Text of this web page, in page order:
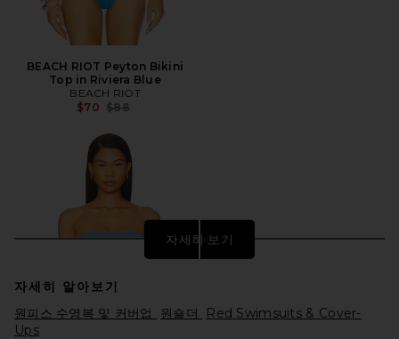
BEACH RIOT Peyton Bikini
Top in Riviera Blue
BEACH RIOT
$70 전 가격:
$88
자세히 보기
자세히 알아보기
원피스 수영복 및 커버업
원숄더
Red Swimsuits & Cover-
Ups